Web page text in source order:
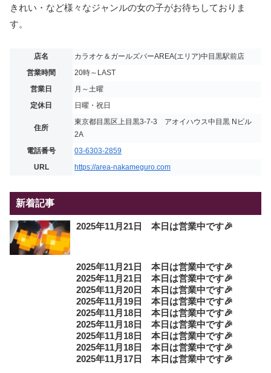
きれい・など様々なジャンルの女の子がお待ちしておりま
す。
店名
カラオケ＆ガールズバーAREA(エリア)中目黒駅前店
営業時間
20時～LAST
営業日
月～土曜
定休日
日曜・祝日
住所
東京都目黒区上目黒3-7-3 アオイハウス中目黒 Nビル
2A
電話番号
03-6303-2859
URL
https://area-nakameguro.com
新着記事
2025年11月21日 本日は営業中です🎉
2025年11月21日 本日は営業中です🎉
2025年11月21日 本日は営業中です🎉
2025年11月20日 本日は営業中です🎉
2025年11月19日 本日は営業中です🎉
2025年11月18日 本日は営業中です🎉
2025年11月18日 本日は営業中です🎉
2025年11月18日 本日は営業中です🎉
2025年11月18日 本日は営業中です🎉
2025年11月17日 本日は営業中です🎉